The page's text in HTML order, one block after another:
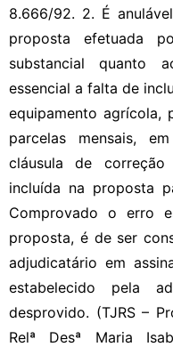
8.666/92. 2. É
proposta efetuada
substancial quanto
essencial a falta de
equipamento agrícola,
parcelas mensais,
cláusula de
incluída na proposta
Comprovado o erro
proposta, é de ser
adjudicatário em
estabelecido pela
desprovido. (TJRS –
Relª Desª Maria